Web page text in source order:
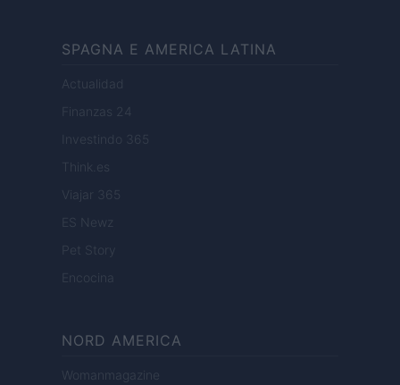
SPAGNA E AMERICA LATINA
Actualidad
Finanzas 24
Investindo 365
Think.es
Viajar 365
ES Newz
Pet Story
Encocina
NORD AMERICA
Womanmagazine